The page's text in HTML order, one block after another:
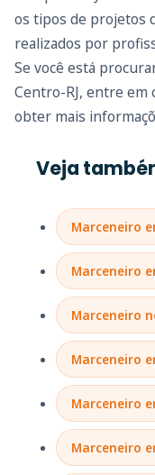
os tipos de projetos
realizados por
Se você está
Centro-RJ, entre em
obter mais
Veja
Marceneiro
Marceneiro
Marceneiro
Marceneiro
Marceneiro
Marceneiro